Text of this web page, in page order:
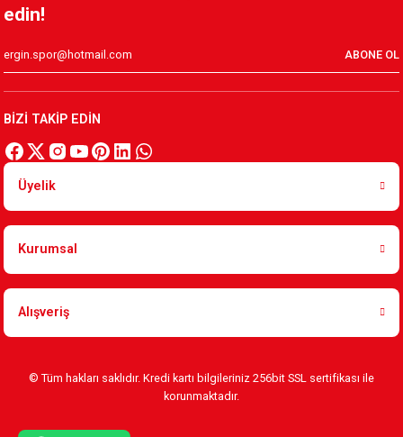
edin!
ABONE OL
BİZİ TAKİP EDİN
Üyelik
Kurumsal
Alışveriş
© Tüm hakları saklıdır. Kredi kartı bilgileriniz 256bit SSL sertifikası ile
korunmaktadır.